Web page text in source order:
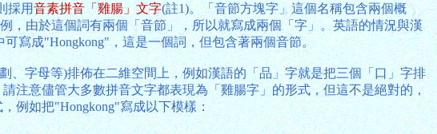
採用音素拼音「雞腸」文字(註1)。「音節方塊字」這個名稱包含兩個概
，由於這個詞有兩個「音節」，所以就寫成兩個「字」。英語的情況與漢
寫成"Hongkong"，這是一個詞，但包含著兩個音節。
字母等)排佈在二維空間上，例如漢語的「品」字就是把三個「口」字排
注意儘管大多數拼音文字都表現為「雞腸字」的形式，但這不是絕對的，
例如把"Hongkong"寫成以下模樣：